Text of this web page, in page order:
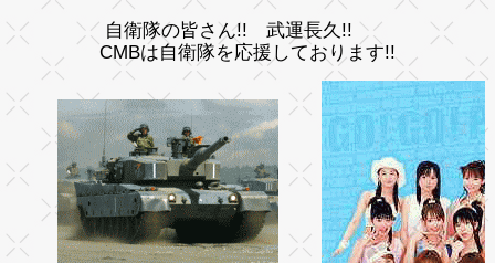
自衛隊の皆さん!! 武運長久!!
CMBは自衛隊を応援しております!!